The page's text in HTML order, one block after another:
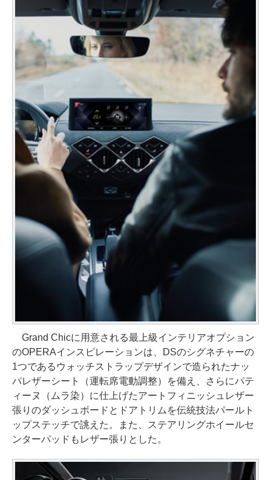
Grand Chicに用意される最上級インテリアオプション
のOPERAインスピレーションは、DSのシグネチャーの
1つであるウォッチストラップデザインで造られたナッ
パレザーシート（運転席電動調整）を備え、さらにパテ
ィーヌ（ムラ染）に仕上げたアートフィニッシュレザー
張りのダッシュボードとドアトリムを伝統技法パールト
ップステッチで誂えた。また、ステアリングホイールセ
ンターパッドもレザー張りとした。